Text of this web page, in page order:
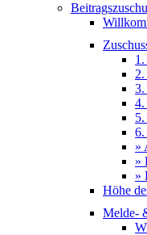
3.
4.
6.
»
»
»
Höhe
Melde-